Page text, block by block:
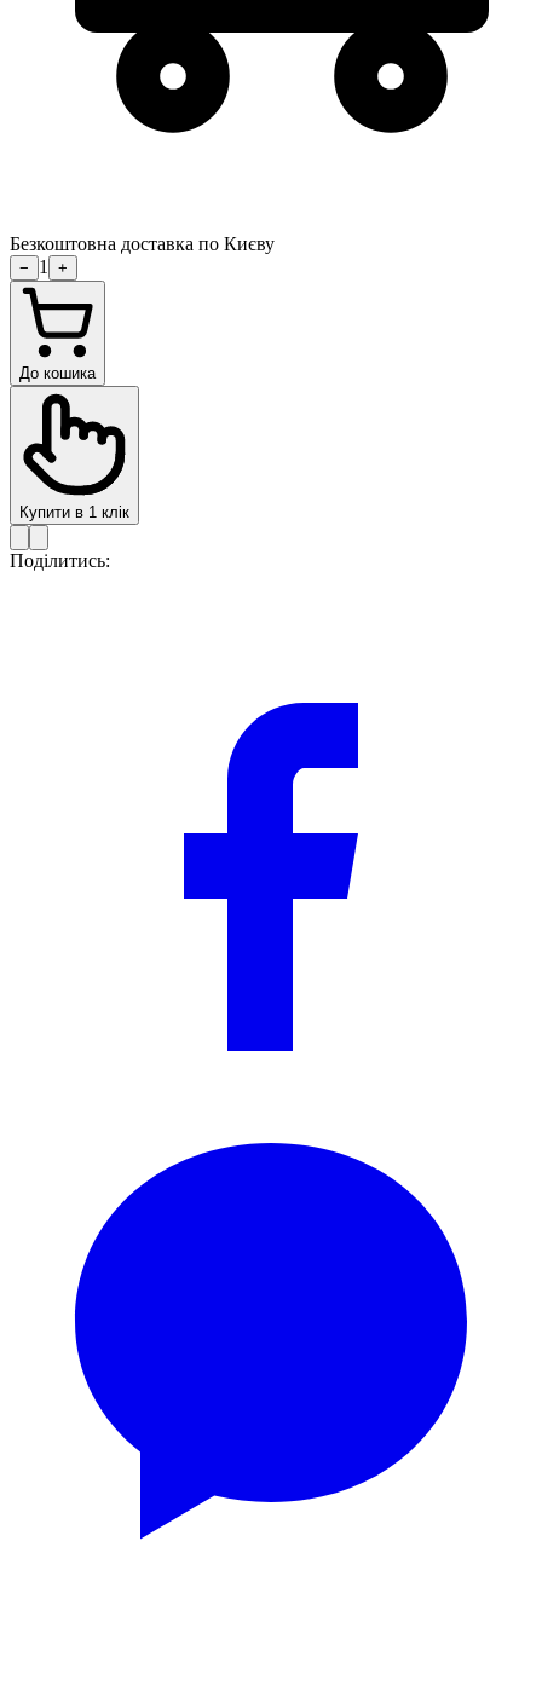
Безкоштовна доставка по Києву
− 1 +
До кошика
Купити в 1 клік
Поділитись: